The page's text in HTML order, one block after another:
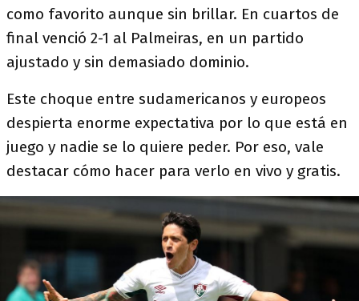
como favorito aunque sin brillar. En cuartos de
final venció 2-1 al Palmeiras, en un partido
ajustado y sin demasiado dominio.
Este choque entre sudamericanos y europeos
despierta enorme expectativa por lo que está en
juego y nadie se lo quiere peder. Por eso, vale
destacar cómo hacer para verlo en vivo y gratis.